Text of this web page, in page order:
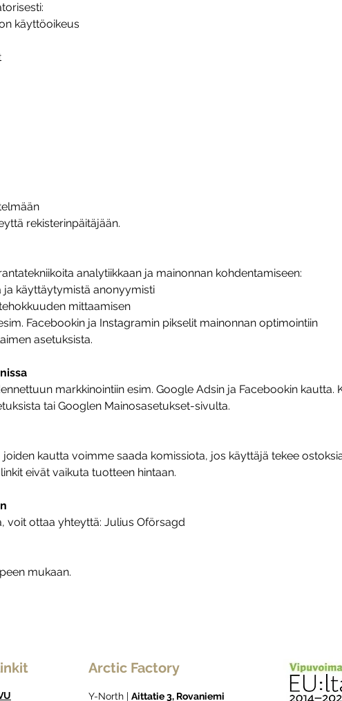
käyttöoikeus
rekisterinpäitäjään.
analytiikkaan ja mainonnan kohdentamiseen:
ja käyttäytymistä anonyymisti
mittaamisen
Facebookin ja Instagramin pikselit mainonnan optimointiin
asetuksista.
markkinointiin esim. Google Adsin ja Facebookin kautta.
tai Googlen Mainosasetukset-sivulta.
kautta voimme saada komissiota, jos käyttäjä tekee
eivät vaikuta tuotteen hintaan.
voit ottaa yhteyttä: Julius Oförsagd
mukaan.
Arctic Factory
Y-North | Aittatie 3, Rovaniemi